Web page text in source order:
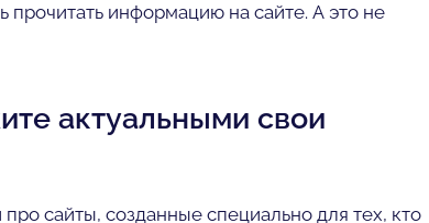
прочитать информацию на сайте. А это не
актуальными свои
сайты, созданные специально для тех, кто